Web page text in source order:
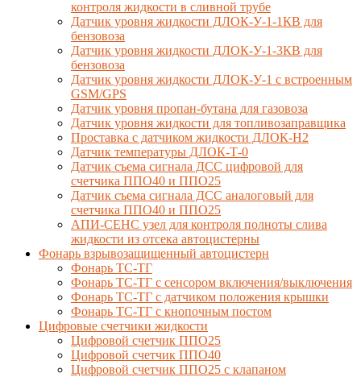
контроля жидкости в сливной трубе
Датчик уровня жидкости ДЛОК-У-1-1КВ для
бензовоза
Датчик уровня жидкости ДЛОК-У-1-3КВ для
бензовоза
Датчик уровня жидкости ДЛОК-У-1 с встроенным
GSM/GPS
Датчик уровня пропан-бутана для газовоза
Датчик уровня жидкости для топливозаправщика
Проставка с датчиком жидкости ДЛОК-Н2
Датчик температуры ДЛОК-Т-0
Датчик съема сигнала ДСС цифровой для
счетчика ППО40 и ППО25
Датчик съема сигнала ДСС аналоговый для
счетчика ППО40 и ППО25
АПИ-СЕНС узел для контроля полноты слива
жидкости из отсека автоцистерны
Фонарь взрывозащищенный автоцистерн
Фонарь ТС-ТГ
Фонарь ТС-ТГ с сенсором включения/выключения
Фонарь ТС-ТГ с датчиком положения крышки
Фонарь ТС-ТГ с кнопочным постом
Цифровые счетчики жидкости
Цифровой счетчик ППО25
Цифровой счетчик ППО40
Цифровой счетчик ППО25 с клапаном